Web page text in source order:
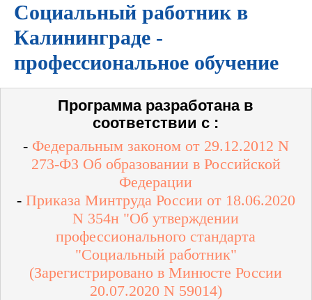
Социальный работник в
Калининграде -
профессиональное обучение
Программа разработана в
соответствии с :
- Федеральным законом от 29.12.2012 N
273-ФЗ Об образовании в Российской
Федерации
- Приказа Минтруда России от 18.06.2020
N 354н "Об утверждении
профессионального стандарта
"Социальный работник"
(Зарегистрировано в Минюсте России
20.07.2020 N 59014)